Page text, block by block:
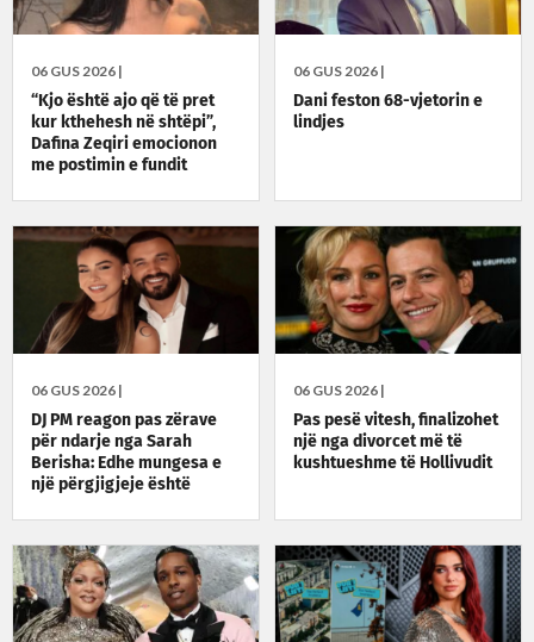
06 GUS 2026 |
“Kjo është ajo që të pret
kur kthehesh në shtëpi”,
Dafina Zeqiri emocionon
me postimin e fundit
06 GUS 2026 |
Dani feston 68-vjetorin e
lindjes
06 GUS 2026 |
DJ PM reagon pas zërave
për ndarje nga Sarah
Berisha: Edhe mungesa e
një përgjigjeje është
06 GUS 2026 |
Pas pesë vitesh, finalizohet
një nga divorcet më të
kushtueshme të Hollivudit